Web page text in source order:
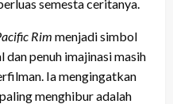
semesta ceritanya.
Rim menjadi simbol
penuh imajinasi masih
Ia mengingatkan
menghibur adalah